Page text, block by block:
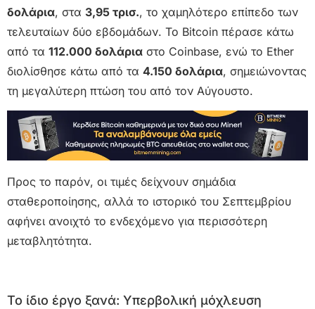
δολάρια, στα 3,95 τρισ., το χαμηλότερο επίπεδο των
τελευταίων δύο εβδομάδων. Το Bitcoin πέρασε κάτω
από τα 112.000 δολάρια στο Coinbase, ενώ το Ether
διολίσθησε κάτω από τα 4.150 δολάρια, σημειώνοντας
τη μεγαλύτερη πτώση του από τον Αύγουστο.
Προς το παρόν, οι τιμές δείχνουν σημάδια
σταθεροποίησης, αλλά το ιστορικό του Σεπτεμβρίου
αφήνει ανοιχτό το ενδεχόμενο για περισσότερη
μεταβλητότητα.
Το ίδιο έργο ξανά: Υπερβολική μόχλευση